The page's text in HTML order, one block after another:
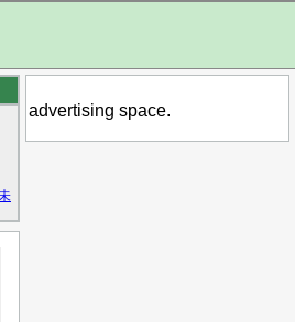
advertising space.